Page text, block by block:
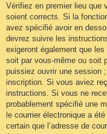
Vérifiez en premier lieu que
soient corrects. Si la
avez spécifié avoir en
devrez suivre les
exigeront également que
soit par vous-même ou soit
puissiez ouvrir une session
inscription. Si vous aviez
instructions. Si vous ne
probablement spécifié une
le courrier électronique a
certain que l’adresse de